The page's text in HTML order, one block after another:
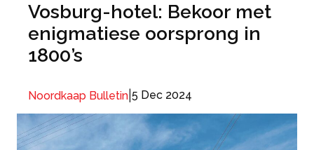
Vosburg-hotel: Bekoor met
enigmatiese oorsprong in
1800’s
Noordkaap Bulletin 5 Dec 2024